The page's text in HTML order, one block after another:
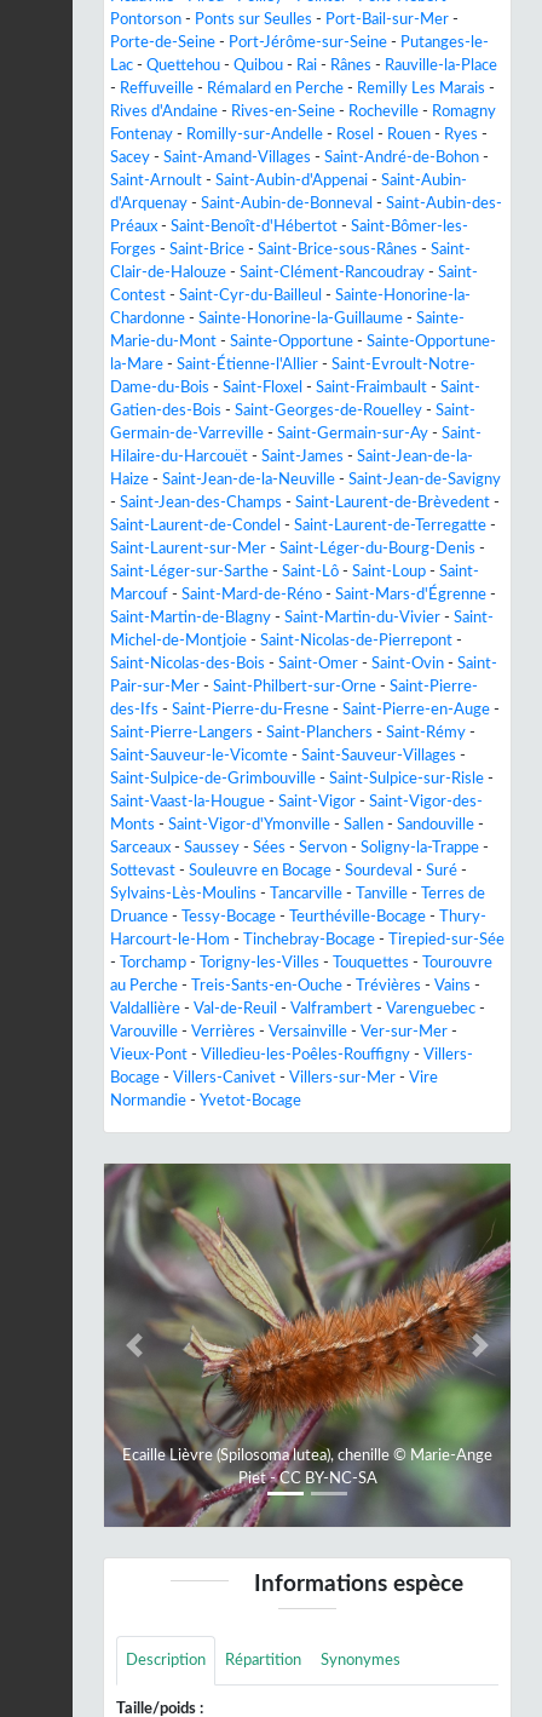
Pontorson - Ponts sur Seulles - Port-Bail-sur-Mer -
Porte-de-Seine - Port-Jérôme-sur-Seine - Putanges-le-
Lac - Quettehou - Quibou - Rai - Rânes - Rauville-la-Place
- Reffuveille - Rémalard en Perche - Remilly Les Marais -
Rives d'Andaine - Rives-en-Seine - Rocheville - Romagny
Fontenay - Romilly-sur-Andelle - Rosel - Rouen - Ryes -
Sacey - Saint-Amand-Villages - Saint-André-de-Bohon -
Saint-Arnoult - Saint-Aubin-d'Appenai - Saint-Aubin-
d'Arquenay - Saint-Aubin-de-Bonneval - Saint-Aubin-des-
Préaux - Saint-Benoît-d'Hébertot - Saint-Bômer-les-
Forges - Saint-Brice - Saint-Brice-sous-Rânes - Saint-
Clair-de-Halouze - Saint-Clément-Rancoudray - Saint-
Contest - Saint-Cyr-du-Bailleul - Sainte-Honorine-la-
Chardonne - Sainte-Honorine-la-Guillaume - Sainte-
Marie-du-Mont - Sainte-Opportune - Sainte-Opportune-
la-Mare - Saint-Étienne-l'Allier - Saint-Evroult-Notre-
Dame-du-Bois - Saint-Floxel - Saint-Fraimbault - Saint-
Gatien-des-Bois - Saint-Georges-de-Rouelley - Saint-
Germain-de-Varreville - Saint-Germain-sur-Ay - Saint-
Hilaire-du-Harcouët - Saint-James - Saint-Jean-de-la-
Haize - Saint-Jean-de-la-Neuville - Saint-Jean-de-Savigny
- Saint-Jean-des-Champs - Saint-Laurent-de-Brèvedent -
Saint-Laurent-de-Condel - Saint-Laurent-de-Terregatte -
Saint-Laurent-sur-Mer - Saint-Léger-du-Bourg-Denis -
Saint-Léger-sur-Sarthe - Saint-Lô - Saint-Loup - Saint-
Marcouf - Saint-Mard-de-Réno - Saint-Mars-d'Égrenne -
Saint-Martin-de-Blagny - Saint-Martin-du-Vivier - Saint-
Michel-de-Montjoie - Saint-Nicolas-de-Pierrepont -
Saint-Nicolas-des-Bois - Saint-Omer - Saint-Ovin - Saint-
Pair-sur-Mer - Saint-Philbert-sur-Orne - Saint-Pierre-
des-Ifs - Saint-Pierre-du-Fresne - Saint-Pierre-en-Auge -
Saint-Pierre-Langers - Saint-Planchers - Saint-Rémy -
Saint-Sauveur-le-Vicomte - Saint-Sauveur-Villages -
Saint-Sulpice-de-Grimbouville - Saint-Sulpice-sur-Risle -
Saint-Vaast-la-Hougue - Saint-Vigor - Saint-Vigor-des-
Monts - Saint-Vigor-d'Ymonville - Sallen - Sandouville -
Sarceaux - Saussey - Sées - Servon - Soligny-la-Trappe -
Sottevast - Souleuvre en Bocage - Sourdeval - Suré -
Sylvains-Lès-Moulins - Tancarville - Tanville -
Terres de
Druance - Tessy-Bocage - Teurthéville-Bocage -
Thury-
Harcourt-le-Hom - Tinchebray-Bocage -
Tirepied-sur-Sée
-
Torchamp - Torigny-les-Villes - Touquettes -
Tourouvre
au Perche - Treis-Sants-en-Ouche - Trévières - Vains -
Valdallière - Val-de-Reuil - Valframbert - Varenguebec -
Varouville - Verrières - Versainville - Ver-sur-Mer -
Vieux-Pont - Villedieu-les-Poêles-Rouffigny - Villers-
Bocage - Villers-Canivet - Villers-sur-Mer - Vire
Normandie - Yvetot-Bocage
Ecaille Lièvre (Spilosoma lutea), chenille © Marie-Ange
Piet - CC BY-NC-SA
Previous Next
Informations espèce
Description Répartition Synonymes
Taille/poids :